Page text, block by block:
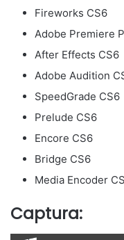
Fireworks CS6
Adobe Premiere
After Effects CS6
Adobe Audition
SpeedGrade CS6
Prelude CS6
Encore CS6
Bridge CS6
Media Encoder
Captura: